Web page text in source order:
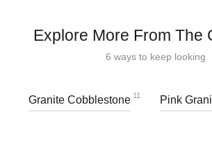
Explore More From The
6 ways to keep looking
Granite Cobblestone 11 Pink